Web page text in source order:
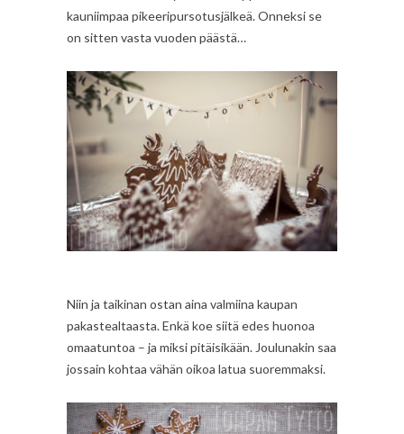
kauniimpaa pikeeripursotusjälkeä. Onneksi se
on sitten vasta vuoden päästä…
Niin ja taikinan ostan aina valmiina kaupan
pakastealtaasta. Enkä koe siitä edes huonoa
omaatuntoa – ja miksi pitäisikään. Joulunakin saa
jossain kohtaa vähän oikoa latua suoremmaksi.